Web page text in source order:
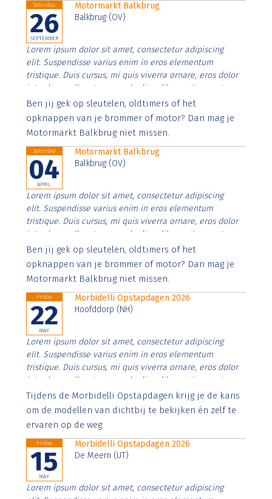
Saturday
26
SEPTEMBER
Motormarkt Balkbrug
Balkbrug (OV)
Lorem ipsum dolor sit amet, consectetur adipiscing
elit. Suspendisse varius enim in eros elementum
tristique. Duis cursus, mi quis viverra ornare, eros dolor
interdum nulla, ut commodo diam libero vitae erat.
Aenean faucibus nibh et justo cursus id rutrum lorem
imperdiet. Nunc ut sem vitae risus tristique posuere.
Ben jij gek op sleutelen, oldtimers of het
opknappen van je brommer of motor? Dan mag je
Motormarkt Balkbrug niet missen.
Saturday
04
APRIL
Motormarkt Balkbrug
Balkbrug (OV)
Lorem ipsum dolor sit amet, consectetur adipiscing
elit. Suspendisse varius enim in eros elementum
tristique. Duis cursus, mi quis viverra ornare, eros dolor
interdum nulla, ut commodo diam libero vitae erat.
Aenean faucibus nibh et justo cursus id rutrum lorem
imperdiet. Nunc ut sem vitae risus tristique posuere.
Ben jij gek op sleutelen, oldtimers of het
opknappen van je brommer of motor? Dan mag je
Motormarkt Balkbrug niet missen.
Friday
22
MAY
Morbidelli Opstapdagen 2026
Hoofddorp (NH)
Lorem ipsum dolor sit amet, consectetur adipiscing
elit. Suspendisse varius enim in eros elementum
tristique. Duis cursus, mi quis viverra ornare, eros dolor
interdum nulla, ut commodo diam libero vitae erat.
Aenean faucibus nibh et justo cursus id rutrum lorem
imperdiet. Nunc ut sem vitae risus tristique posuere.
Tijdens de Morbidelli Opstapdagen krijg je de kans
om de modellen van dichtbij te bekijken én zelf te
ervaren op de weg.
Friday
15
MAY
Morbidelli Opstapdagen 2026
De Meern (UT)
Lorem ipsum dolor sit amet, consectetur adipiscing